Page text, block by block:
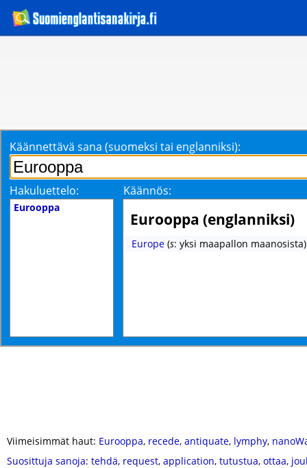
Käännettävä sana (suomeksi tai englanniksi):
Hakuluettelo: Käännös:
Eurooppa
Eurooppa (englanniksi)
Europe (s: yksi maapallon maanosista)
Viimeisimmät haut: Eurooppa, recede, antiquate, lymphy,
Suosittuja sanoja: tehdä, request, application, tutustua, ottaa,